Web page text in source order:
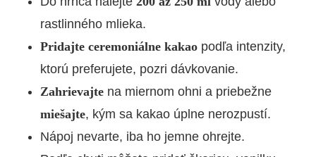
rastlinného mlieka.
Pridajte ceremoniálne kakaopodľa intenzity,
ktorú preferujete, pozri dávkovanie.
Zahrievajtena miernom ohni a priebežne
miešajte, kým sa kakao úplne nerozpustí.
Nápoj nevarte, iba ho jemne ohrejte.